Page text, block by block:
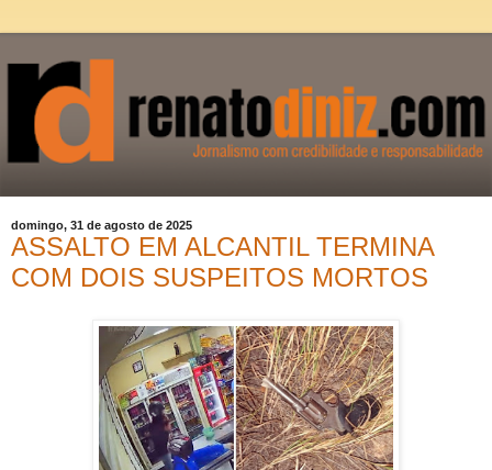
domingo, 31 de agosto de 2025
ASSALTO EM ALCANTIL TERMINA
COM DOIS SUSPEITOS MORTOS